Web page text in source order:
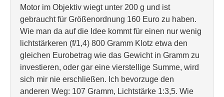
Motor im Objektiv wiegt unter 200 g und ist
gebraucht für Größenordnung 160 Euro zu haben.
Wie man da auf die Idee kommt für einen nur wenig
lichtstärkeren (f/1,4) 800 Gramm Klotz etwa den
gleichen Eurobetrag wie das Gewicht in Gramm zu
investieren, oder gar eine vierstellige Summe, wird
sich mir nie erschließen. Ich bevorzuge den
anderen Weg: 107 Gramm, Lichtstärke 1:3,5. Wie